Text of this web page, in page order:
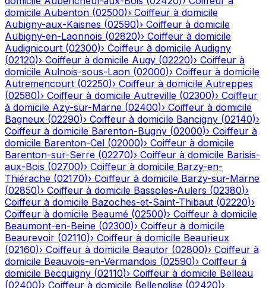
domicile Aubenton (02500)› Coiffeur à domicile
Aubigny-aux-Kaisnes (02590)› Coiffeur à domicile
Aubigny-en-Laonnois (02820)› Coiffeur à domicile
Audignicourt (02300)› Coiffeur à domicile Audigny
(02120)› Coiffeur à domicile Augy (02220)› Coiffeur à
domicile Aulnois-sous-Laon (02000)› Coiffeur à domicile
Autremencourt (02250)› Coiffeur à domicile Autreppes
(02580)› Coiffeur à domicile Autreville (02300)› Coiffeur
à domicile Azy-sur-Marne (02400)› Coiffeur à domicile
Bagneux (02290)› Coiffeur à domicile Bancigny (02140)›
Coiffeur à domicile Barenton-Bugny (02000)› Coiffeur à
domicile Barenton-Cel (02000)› Coiffeur à domicile
Barenton-sur-Serre (02270)› Coiffeur à domicile Barisis-
aux-Bois (02700)› Coiffeur à domicile Barzy-en-
Thiérache (02170)› Coiffeur à domicile Barzy-sur-Marne
(02850)› Coiffeur à domicile Bassoles-Aulers (02380)›
Coiffeur à domicile Bazoches-et-Saint-Thibaut (02220)›
Coiffeur à domicile Beaumé (02500)› Coiffeur à domicile
Beaumont-en-Beine (02300)› Coiffeur à domicile
Beaurevoir (02110)› Coiffeur à domicile Beaurieux
(02160)› Coiffeur à domicile Beautor (02800)› Coiffeur à
domicile Beauvois-en-Vermandois (02590)› Coiffeur à
domicile Becquigny (02110)› Coiffeur à domicile Belleau
(02400)› Coiffeur à domicile Bellenglise (02420)›